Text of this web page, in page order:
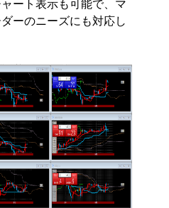
ート表示も可能で、マ
ーのニーズにも対応し